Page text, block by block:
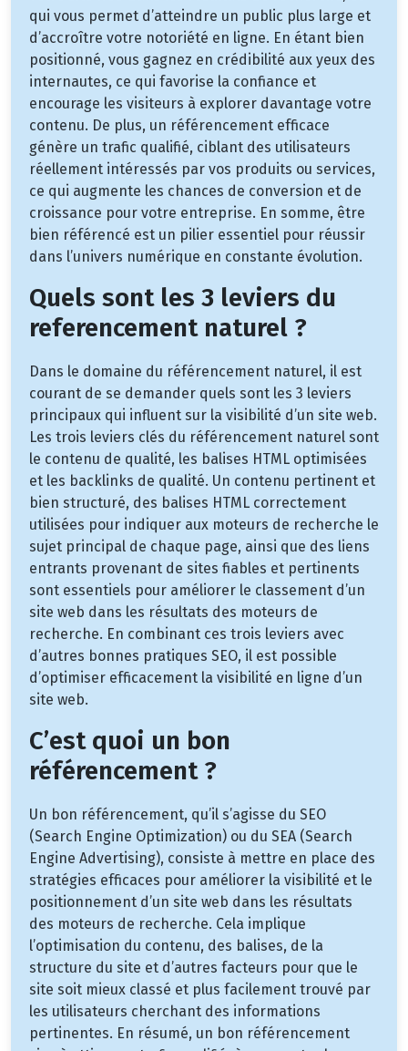
qui vous permet d’atteindre un public plus large et
d’accroître votre notoriété en ligne. En étant bien
positionné, vous gagnez en crédibilité aux yeux des
internautes, ce qui favorise la confiance et
encourage les visiteurs à explorer davantage votre
contenu. De plus, un référencement efficace
génère un trafic qualifié, ciblant des utilisateurs
réellement intéressés par vos produits ou services,
ce qui augmente les chances de conversion et de
croissance pour votre entreprise. En somme, être
bien référencé est un pilier essentiel pour réussir
dans l’univers numérique en constante évolution.
Quels sont les 3 leviers du
referencement naturel ?
Dans le domaine du référencement naturel, il est
courant de se demander quels sont les 3 leviers
principaux qui influent sur la visibilité d’un site web.
Les trois leviers clés du référencement naturel sont
le contenu de qualité, les balises HTML optimisées
et les backlinks de qualité. Un contenu pertinent et
bien structuré, des balises HTML correctement
utilisées pour indiquer aux moteurs de recherche le
sujet principal de chaque page, ainsi que des liens
entrants provenant de sites fiables et pertinents
sont essentiels pour améliorer le classement d’un
site web dans les résultats des moteurs de
recherche. En combinant ces trois leviers avec
d’autres bonnes pratiques SEO, il est possible
d’optimiser efficacement la visibilité en ligne d’un
site web.
C’est quoi un bon
référencement ?
Un bon référencement, qu’il s’agisse du SEO
(Search Engine Optimization) ou du SEA (Search
Engine Advertising), consiste à mettre en place des
stratégies efficaces pour améliorer la visibilité et le
positionnement d’un site web dans les résultats
des moteurs de recherche. Cela implique
l’optimisation du contenu, des balises, de la
structure du site et d’autres facteurs pour que le
site soit mieux classé et plus facilement trouvé par
les utilisateurs cherchant des informations
pertinentes. En résumé, un bon référencement